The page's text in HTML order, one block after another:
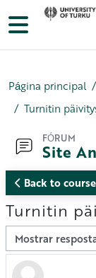
Ir para o conteúdo
Painel lateral
Página principal
Turnitin
FÓRUM
Site
Back to course
Turnitin
Modo de